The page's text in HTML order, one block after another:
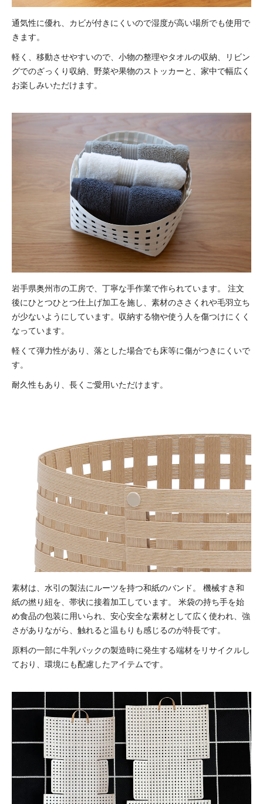
通気性に優れ、カビが付きにくいので湿度が高い場所でも使用で
きます。
軽く、移動させやすいので、小物の整理やタオルの収納、リビン
グでのざっくり収納、野菜や果物のストッカーと、家中で幅広く
お楽しみいただけます。
岩手県奥州市の工房で、丁寧な手作業で作られています。
注文
後にひとつひとつ仕上げ加工を施し、素材のささくれや毛羽立ち
が少ないようにしています。 収納する物や使う人を傷つけにくく
なっています。
軽くて弾力性があり、落とした場合でも床等に傷がつきにくいで
す。
耐久性もあり、長くご愛用いただけます。
素材は、水引の製法にルーツを持つ和紙のバンド。
機械すき和
紙の撚り紐を、帯状に接着加工しています。
米袋の持ち手を始
め食品の包装に用いられ、安心安全な素材として広く使われ、強
さがありながら、触れると温もりも感じるのが特長です。
原料の一部に牛乳パックの製造時に発生する端材をリサイクルし
ており、環境にも配慮したアイテムです。